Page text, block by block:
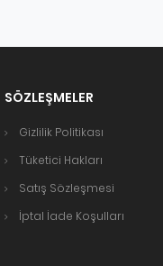
SÖZLEŞMELER
Gizlilik Politikası
Tüketici Hakları
Satış Sözleşmesi
İptal İade Koşulları